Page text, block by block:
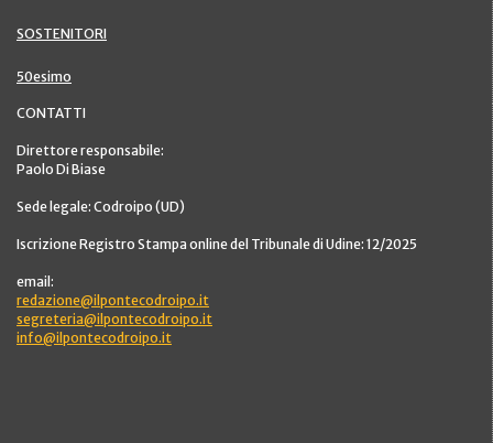
SOSTENITORI
50esimo
CONTATTI
Direttore responsabile:
Paolo Di Biase
Sede legale: Codroipo (UD)
Iscrizione Registro Stampa online del Tribunale di Udine: 12/2025
email:
redazione@ilpontecodroipo.it
segreteria@ilpontecodroipo.it
info@ilpontecodroipo.it